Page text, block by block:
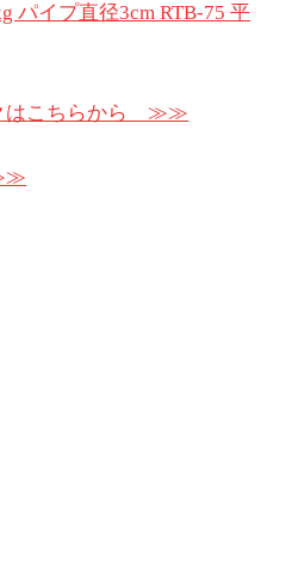
パイプ直径3cm RTB-75 平
クはこちらから ≫≫